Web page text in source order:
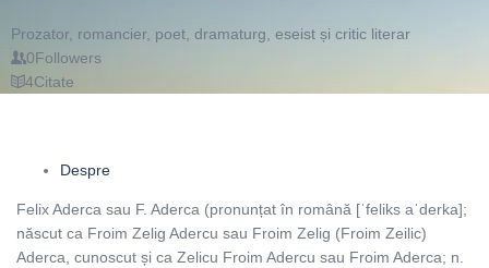
Prozator, romancier, poet, dramaturg, eseist și critic literar
0Followers
4Citate
Despre
Felix Aderca sau F. Aderca (pronunțat în română [ˈfeliks aˈderka];
născut ca Froim Zelig Adercu sau Froim Zelig (Froim Zeilic)
Aderca, cunoscut și ca Zelicu Froim Adercu sau Froim Aderca; n.